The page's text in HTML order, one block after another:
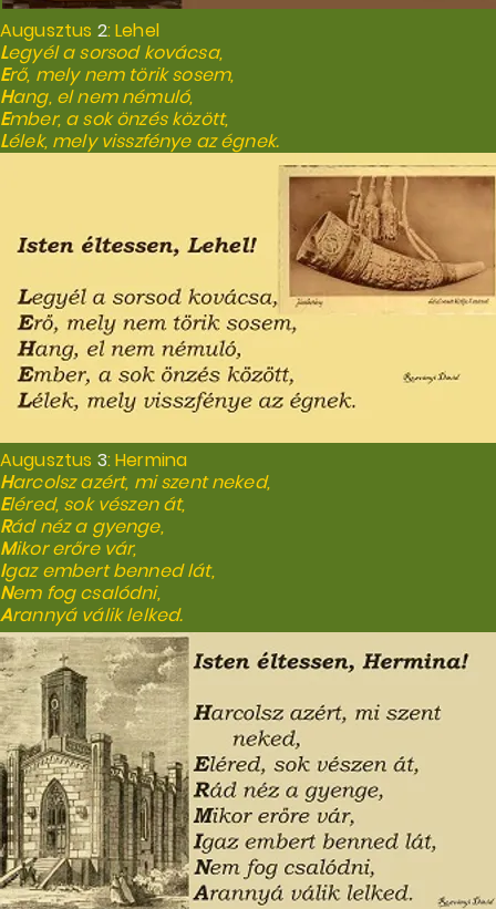
Augusztus 2: Lehel
Legyél a sorsod kovácsa,
Erő, mely nem törik sosem,
Hang, el nem némuló,
Ember, a sok önzés között,
Lélek, mely visszfénye az égnek.
Augusztus 3: Hermina
Harcolsz azért, mi szent neked,
Eléred, sok vészen át,
Rád néz a gyenge,
Mikor erőre vár,
Igaz embert benned lát,
Nem fog csalódni,
Arannyá válik lelked.